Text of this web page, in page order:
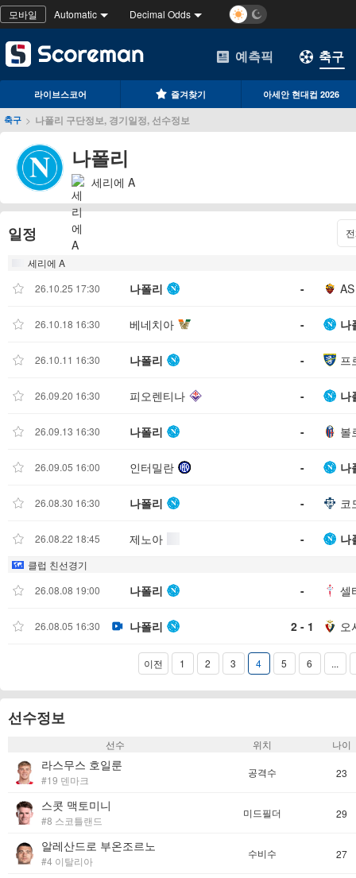
모바일 Automatic Decimal Odds
예측픽 축구
라이브스코어 즐겨찾기 아세안 현대컵 2026
축구 > 나폴리 구단정보, 경기일정, 선수정보
나폴리
세리에 A
일정
세리에 A
26.10.25 17:30
나폴리 -
26.10.18 16:30 베네치아 - 나
26.10.11 16:30 나폴리 - 프
26.09.20 16:30 피오렌티나 - 나
26.09.13 16:30 나폴리 - 볼
26.09.05 16:00 인터밀란 - 나
26.08.30 16:30 나폴리 - 코
26.08.22 18:45 제노아 - 나
클럽 친선경기
26.08.08 19:00
나폴리 - 셀
26.08.05 16:30 나폴리 2 - 1 오
이전 1 2 3 4 5 6 ...
선수정보
선수 위치 나이
라스무스 호일룬
#19 덴마크
공격수 23
스콧 맥토미니
#8 스코틀랜드
미드필더 29
알레산드로 부온조르노
#4 이탈리아
수비수 27